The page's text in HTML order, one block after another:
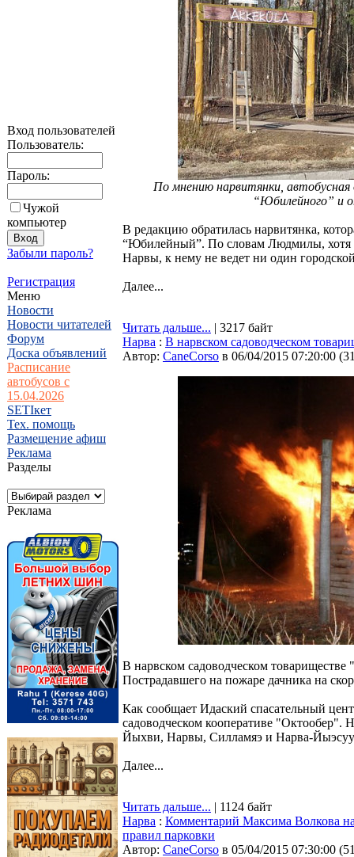
Вход пользователей
Пользователь:
Пароль:
Чужой
компьютер
Забыли пароль?
Регистрация
Меню
Новости
Новости читателей
Форум
Доска объявлений
Расписание
автобусов с
15.04.2026
SETIкет
Тех. помощь
Размещение афиш
Реклама
Разделы
Реклама
По мнению нарвитянки,
“Юбилейного” и
В редакцию обратилась нарвитянка,
“Юбилейный”. По словам Людмилы, хотя
Нарвы, к нему не ведет ни один
Далее...
Читать дальше... | 3217 байт
Нарва : В нарвском садоводческом
Автор: CaneCorso в 06/04/2015 07:20:00 (
В нарвском садоводческом
Пострадавшего на пожаре дачника на
Как сообщает Идаский спасательный
садоводческом кооперативе "Октообер".
Йыхви, Нарвы, Силламяэ и Нарва-
Далее...
Читать дальше... | 1124 байт
Нарва : Комментарий Максима Волкова
правил парковки
Автор: CaneCorso в 05/04/2015 07:30:00 (